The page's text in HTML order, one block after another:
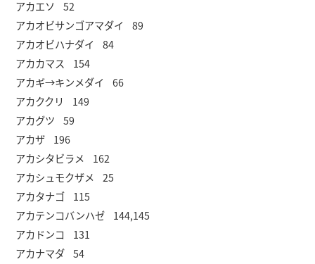
アカエソ 52
アカオビサンゴアマダイ 89
アカオビハナダイ 84
アカカマス 154
アカギ→キンメダイ 66
アカククリ 149
アカグツ 59
アカザ 196
アカシタビラメ 162
アカシュモクザメ 25
アカタナゴ 115
アカテンコバンハゼ 144,145
アカドンコ 131
アカナマダ 54